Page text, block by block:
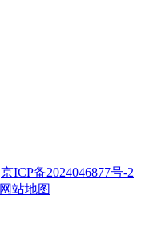
京ICP备2024046877号-2
网站地图